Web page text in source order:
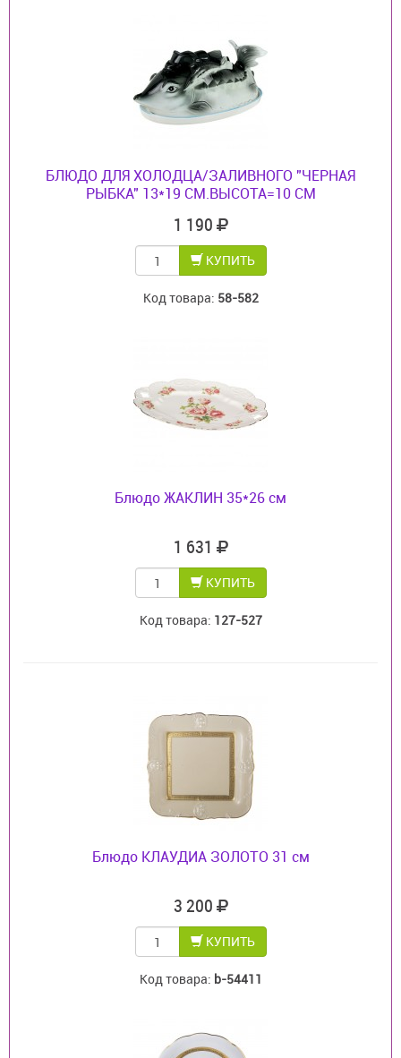
БЛЮДО ДЛЯ ХОЛОДЦА/ЗАЛИВНОГО "ЧЕРНАЯ
РЫБКА" 13*19 СМ.ВЫСОТА=10 СМ
1 190
КУПИТЬ
Код товара: 58-582
Блюдо ЖАКЛИН 35*26 см
1 631
КУПИТЬ
Код товара: 127-527
Блюдо КЛАУДИА ЗОЛОТО 31 см
3 200
КУПИТЬ
Код товара: b-54411